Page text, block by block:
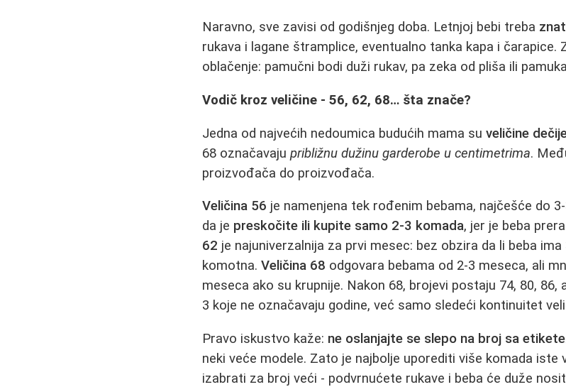
Naravno, sve zavisi od godišnjeg doba. Letnjoj bebi treba
rukava i lagane štramplice, eventualno tanka kapa i čarapice.
oblačenje: pamučni bodi duži rukav, pa zeka od pliša ili
Vodič kroz veličine - 56, 62, 68… šta znače?
Jedna od najvećih nedoumica budućih mama suveličine
68 označavajupribližnu dužinu garderobe u centimetrima.
proizvođača do proizvođača.
Veličina 56 je namenjena tek rođenim bebama, najčešće do
da je preskočite ili kupite samo 2-3 komada, jer je beba
62 je najuniverzalnija za prvi mesec: bez obzira da li beba
komotna.Veličina 68 odgovara bebama od 2-3 meseca, ali
meseca ako su krupnije. Nakon 68, brojevi postaju 74, 80, 86,
3 koje ne označavaju godine, već samo sledeći kontinuitet
Pravo iskustvo kaže: ne oslanjajte se slepo na broj sa etikete
neki veće modele. Zato je najbolje uporediti više komada iste
izabrati za broj veći - podvrnućete rukave i beba će duže